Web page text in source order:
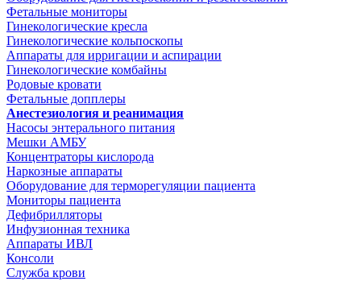
Фетальные мониторы
Гинекологические кресла
Гинекологические кольпоскопы
Аппараты для ирригации и аспирации
Гинекологические комбайны
Родовые кровати
Фетальные допплеры
Анестезиология и реанимация
Насосы энтерального питания
Мешки АМБУ
Концентраторы кислорода
Наркозные аппараты
Оборудование для терморегуляции пациента
Мониторы пациента
Дефибрилляторы
Инфузионная техника
Аппараты ИВЛ
Консоли
Служба крови